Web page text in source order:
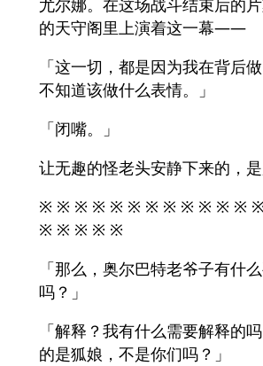
尤尔娜。在这场战斗结束后的
的天守阁里上演着这一幕——
「这一切，都是因为我在背后
不知道该做什么表情。」
「闭嘴。」
让无趣的怪老头安静下来的，是
※ ※ ※ ※ ※ ※ ※ ※ ※ ※ ※ ※
※ ※ ※ ※ ※
「那么，奥尔巴特老爷子有什
吗？」
「解释？我有什么需要解释的
的是狐娘，不是你们吗？」